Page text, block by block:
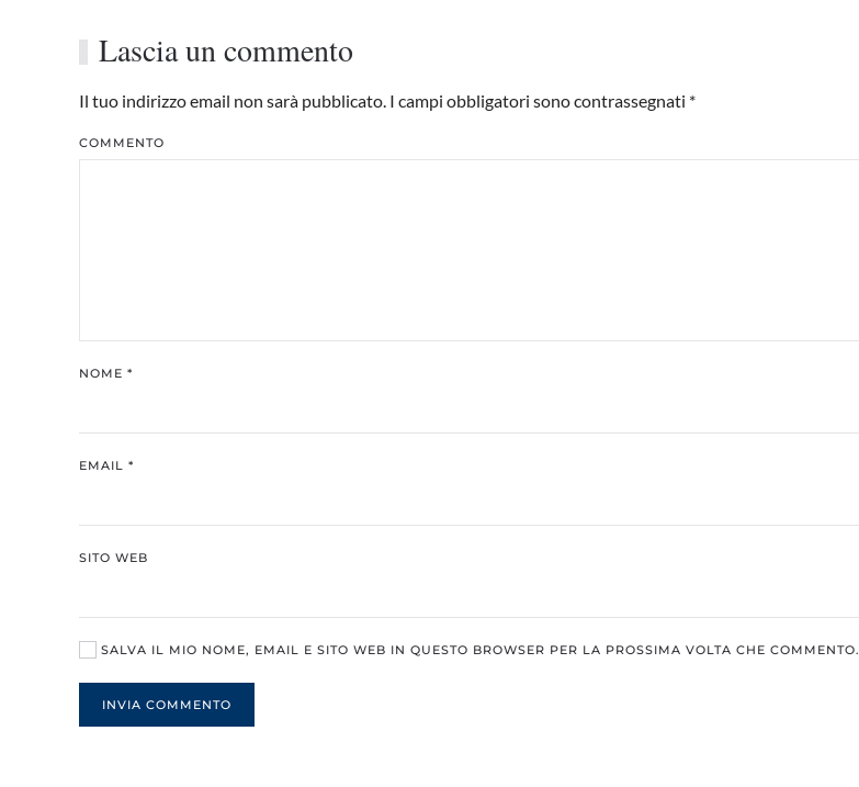
Lascia un commento
Il tuo indirizzo email non sarà pubblicato. I campi obbligatori sono contrassegnati *
COMMENTO
NOME *
EMAIL *
SITO WEB
SALVA IL MIO NOME, EMAIL E SITO WEB IN QUESTO BROWSER PER LA PROSSIMA VOLTA CHE COMMENTO.
INVIA COMMENTO